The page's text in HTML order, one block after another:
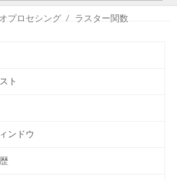
ン
ス
プロセシング
ラスター関数
ト
ンドウ